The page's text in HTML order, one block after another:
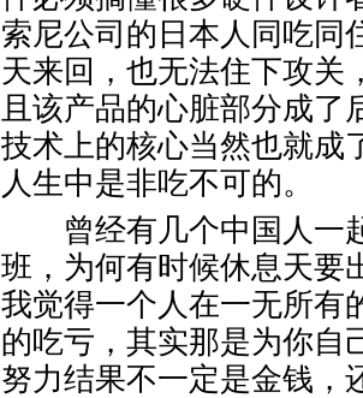
索尼公司的日本人同吃同
天来回，也无法住下攻关
且该产品的心脏部分成了
技术上的核心当然也就成
人生中是非吃不可的。
曾经有几个中国人一
班，为何有时候休息天要
我觉得一个人在一无所有
的吃亏，其实那是为你自
努力结果不一定是金钱，